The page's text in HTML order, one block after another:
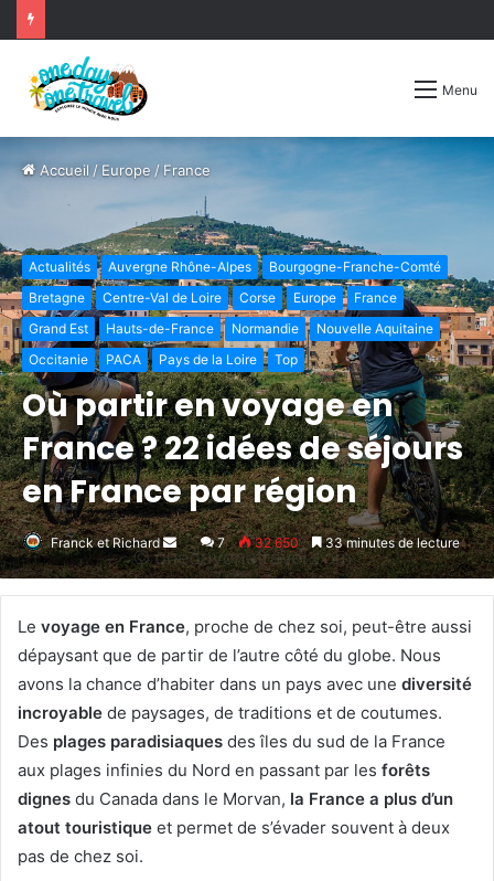
Menu
Accueil / Europe / France
Actualités Auvergne Rhône-Alpes
Bourgogne-Franche-Comté
Bretagne
Centre-Val de Loire Corse Europe
France
Grand Est
Hauts-de-France Normandie
Nouvelle Aquitaine
Occitanie
PACA Pays de la Loire Top
Où partir en voyage en
France ? 22 idées de séjours
en France par région
Franck et Richard
Envoyer
un
courriel
7 32 650 33 minutes de lecture
Le voyage en France, proche de chez soi, peut-être aussi
dépaysant que de partir de l’autre côté du globe. Nous
avons la chance d’habiter dans un pays avec une diversité
incroyable de paysages, de traditions et de coutumes.
Des plages paradisiaques des îles du sud de la France
aux plages infinies du Nord en passant par les forêts
dignes du Canada dans le Morvan, la France a plus d’un
atout touristique et permet de s’évader souvent à deux
pas de chez soi.